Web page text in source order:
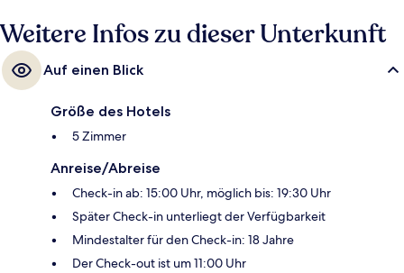
Weitere Infos zu dieser Unterkunft
Auf einen Blick
Größe des Hotels
5 Zimmer
Anreise/Abreise
Check-in ab: 15:00 Uhr, möglich bis: 19:30 Uhr
Später Check-in unterliegt der Verfügbarkeit
Mindestalter für den Check-in: 18 Jahre
Der Check-out ist um 11:00 Uhr